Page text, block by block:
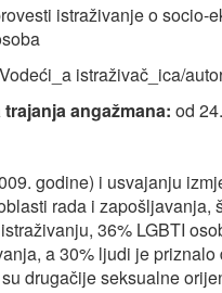
istraživanje o socio-
Vodeći_a istraživač_ica/
trajanja angažmana: od
godine) i usvajanju
rada i zapošljavanja,
36% LGBTI
a 30% ljudi je
drugačije seksualne